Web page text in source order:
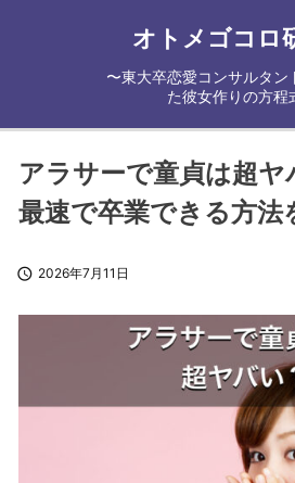
オトメゴコロ
〜東大卒恋愛コンサルタン
た彼女作りの方程
アラサーで童貞は超ヤ
最速で卒業できる方法
 2026年7月11日